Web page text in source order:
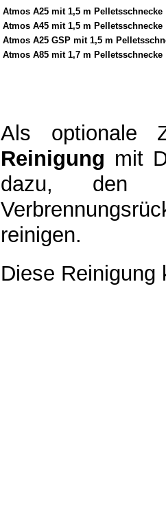
Atmos A25 mit 1,5 m Pelletsschnecke
Atmos A45 mit 1,5 m Pelletsschnecke
Atmos A25 GSP mit 1,5 m
Atmos A85 mit 1,7 m Pelletsschnecke
Als optionale
Reinigung mit
dazu, den
reinigen.
Diese Reinigung